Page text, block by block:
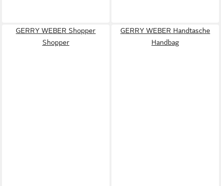
GERRY WEBER Shopper
Shopper
GERRY WEBER Handtasche
Handbag